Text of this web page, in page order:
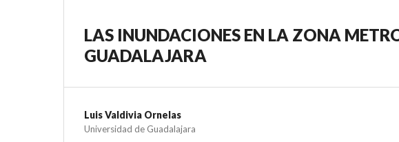
LAS INUNDACIONES EN LA ZONA
GUADALAJARA
Luis Valdivia Ornelas
Universidad de Guadalajara